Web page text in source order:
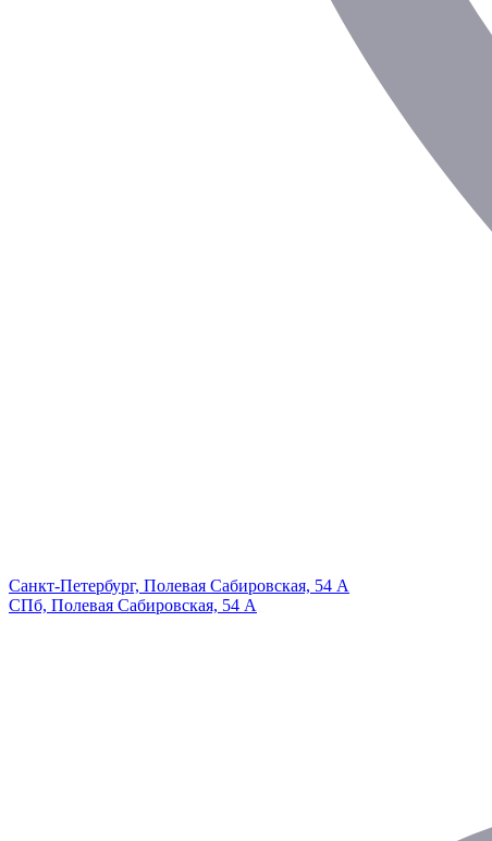
Санкт-Петербург, Полевая Сабировская, 54 А
СПб, Полевая Сабировская, 54 А